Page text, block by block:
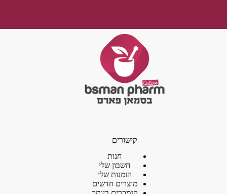
קישורים
חנות
חשבון שלי
הזמנות שלי
מוצרים חדשים